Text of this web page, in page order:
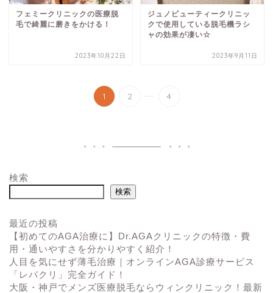
フェミークリニックの医療脱
毛で綺麗に磨きをかける！
2023年10月22日
ジュノビューティークリニッ
クで使用している脱毛機ラシ
ャの効果が凄い☆
2023年9月11日
1 2 ... 4
検索
検索
最近の投稿
【初めてのAGA治療に】Dr.AGAクリニックの特徴・費
用・通いやすさを分かりやすく紹介！
人目を気にせず薄毛治療｜オンラインAGA診療サービス
「レバクリ」完全ガイド！
大阪・神戸でメンズ医療脱毛ならウィンクリニック！最新